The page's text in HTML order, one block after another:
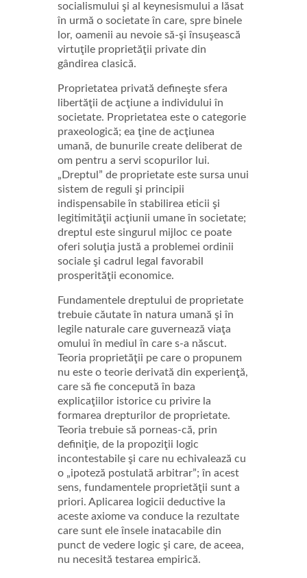
socialismului şi al keynesismului a lăsat
în urmă o societate în care, spre binele
lor, oamenii au nevoie să-şi însuşească
virtuţile proprietăţii private din
gândirea clasică.
Proprietatea privată defineşte sfera
libertăţii de acţiune a individului în
societate. Proprietatea este o categorie
praxeologică; ea ţine de acţiunea
umană, de bunurile create deliberat de
om pentru a servi scopurilor lui.
„Dreptul” de proprietate este sursa unui
sistem de reguli şi principii
indispensabile în stabilirea eticii şi
legitimităţii acţiunii umane în societate;
dreptul este singurul mijloc ce poate
oferi soluţia justă a problemei ordinii
sociale şi cadrul legal favorabil
prosperităţii economice.
Fundamentele dreptului de proprietate
trebuie căutate în natura umană şi în
legile naturale care guvernează viaţa
omului în mediul în care s-a născut.
Teoria proprietăţii pe care o propunem
nu este o teorie derivată din experienţă,
care să fie concepută în baza
explicaţiilor istorice cu privire la
formarea drepturilor de proprietate.
Teoria trebuie să porneas-că, prin
definiţie, de la propoziţii logic
incontestabile şi care nu echivalează cu
o „ipoteză postulată arbitrar”; în acest
sens, fundamentele proprietăţii sunt a
priori. Aplicarea logicii deductive la
aceste axiome va conduce la rezultate
care sunt ele însele inatacabile din
punct de vedere logic şi care, de aceea,
nu necesită testarea empirică.